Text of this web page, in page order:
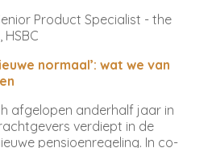
Product Specialist - the
normaal’: wat we van
afgelopen anderhalf jaar in
verdiept in de
pensioenregeling. In co-